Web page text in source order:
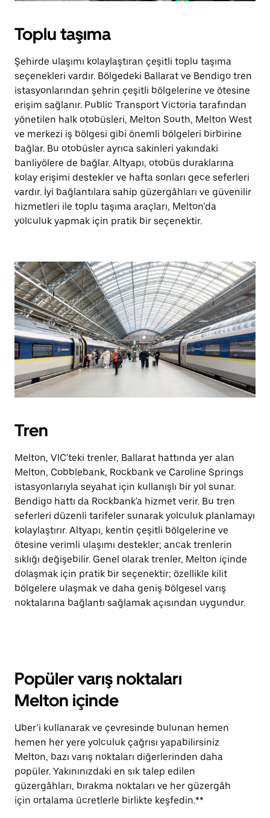
Toplu taşıma
Şehirde ulaşımı kolaylaştıran çeşitli toplu taşıma
seçenekleri vardır. Bölgedeki Ballarat ve Bendigo tren
istasyonlarından şehrin çeşitli bölgelerine ve ötesine
erişim sağlanır. Public Transport Victoria tarafından
yönetilen halk otobüsleri, Melton South, Melton West
ve merkezi iş bölgesi gibi önemli bölgeleri birbirine
bağlar. Bu otobüsler ayrıca sakinleri yakındaki
banliyölere de bağlar. Altyapı, otobüs duraklarına
kolay erişimi destekler ve hafta sonları gece seferleri
vardır. İyi bağlantılara sahip güzergâhları ve güvenilir
hizmetleri ile toplu taşıma araçları, Melton’da
yolculuk yapmak için pratik bir seçenektir.
Tren
Melton, VIC'teki trenler, Ballarat hattında yer alan
Melton, Cobblebank, Rockbank ve Caroline Springs
istasyonlarıyla seyahat için kullanışlı bir yol sunar.
Bendigo hattı da Rockbank'a hizmet verir. Bu tren
seferleri düzenli tarifeler sunarak yolculuk planlamayı
kolaylaştırır. Altyapı, kentin çeşitli bölgelerine ve
ötesine verimli ulaşımı destekler; ancak trenlerin
sıklığı değişebilir. Genel olarak trenler, Melton içinde
dolaşmak için pratik bir seçenektir; özellikle kilit
bölgelere ulaşmak ve daha geniş bölgesel varış
noktalarına bağlantı sağlamak açısından uygundur.
Popüler varış noktaları
Melton içinde
Uber’i kullanarak ve çevresinde bulunan hemen
hemen her yere yolculuk çağrısı yapabilirsiniz
Melton, bazı varış noktaları diğerlerinden daha
popüler. Yakınınızdaki en sık talep edilen
güzergâhları, bırakma noktaları ve her güzergâh
için ortalama ücretlerle birlikte keşfedin.**